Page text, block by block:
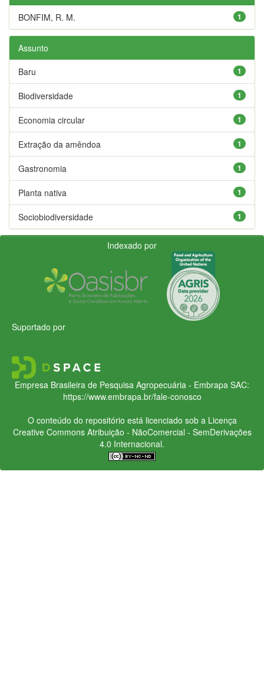
1
BONFIM, R. M.
Assunto
1
Baru
1
Biodiversidade
1
Economia circular
1
Extração da amêndoa
1
Gastronomia
1
Planta nativa
1
Sociobiodiversidade
Indexado por
Suportado por
Empresa Brasileira de Pesquisa Agropecuária - Embrapa SAC:
https://www.embrapa.br/fale-conosco
O conteúdo do repositório está licenciado sob a Licença
Creative CommonsAtribuição - NãoComercial - SemDerivações
4.0 Internacional.